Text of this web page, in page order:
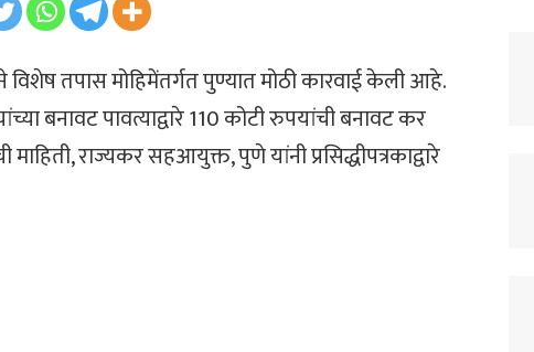
विशेष तपास मोहिमेंतर्गत पुण्यात मोठी कारवाई केली आहे.
बनावट पावत्याद्वारे 110 कोटी रुपयांची बनावट कर
राज्यकर सहआयुक्त, पुणे यांनी प्रसिद्ध‍ीपत्रकाद्वारे